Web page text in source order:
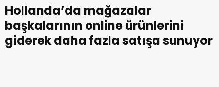
fazla satışa sunuyor
Hollanda’da mağazalar
başkalarının online ürünlerini
giderek daha fazla satışa sunuyor